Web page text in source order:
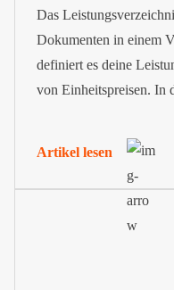
Das
Dokumenten in einem
definiert es deine
von Einheitspreisen. In
Artikel lesen